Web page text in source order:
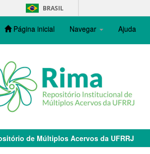
BRASIL
Página inicial Navegar Ajuda
de Múltiplos Acervos da UFRRJ